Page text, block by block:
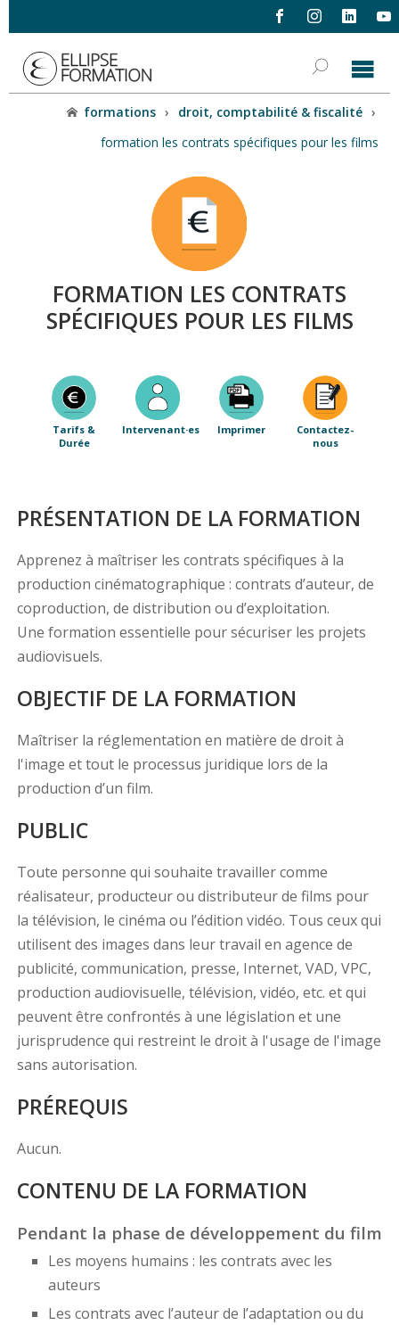
formations › droit, comptabilité & fiscalité ›
formation les contrats spécifiques pour les films
FORMATION LES CONTRATS
SPÉCIFIQUES POUR LES FILMS
Tarifs &
Durée
Intervenant·es Imprimer
Contactez-
nous
PRÉSENTATION DE LA FORMATION
Apprenez à maîtriser les contrats spécifiques à la
production cinématographique : contrats d’auteur, de
coproduction, de distribution ou d’exploitation.
Une formation essentielle pour sécuriser les projets
audiovisuels.
OBJECTIF DE LA FORMATION
Maîtriser la réglementation en matière de droit à
l'image et tout le processus juridique lors de la
production d’un film.
PUBLIC
Toute personne qui souhaite travailler comme
réalisateur, producteur ou distributeur de films pour
la télévision, le cinéma ou l’édition vidéo. Tous ceux qui
utilisent des images dans leur travail en agence de
publicité, communication, presse, Internet, VAD, VPC,
production audiovisuelle, télévision, vidéo, etc. et qui
peuvent être confrontés à une législation et une
jurisprudence qui restreint le droit à l'usage de l'image
sans autorisation.
PRÉREQUIS
Aucun.
CONTENU DE LA FORMATION
Pendant la phase de développement du film
Les moyens humains : les contrats avec les
auteurs
Les contrats avec l’auteur de l’adaptation ou du